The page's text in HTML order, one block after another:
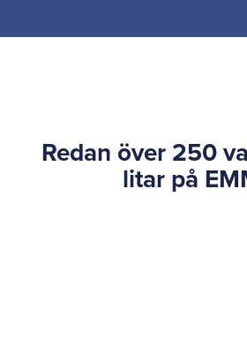
Redan över 250
litar på